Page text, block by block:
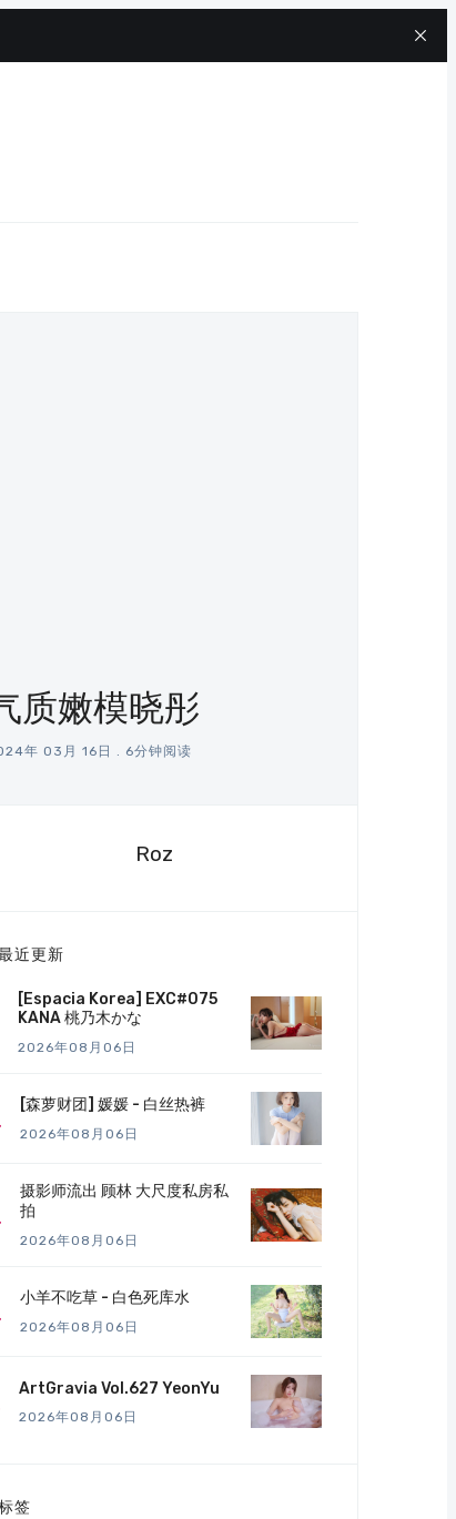
质嫩模晓彤
年 03月 16日 . 6分钟阅读
Roz
近更新
[Espacia Korea] EXC#075
KANA 桃乃木かな
2026年08月06日
[森萝财团] 媛媛 - 白丝热裤
2026年08月06日
摄影师流出 顾林 大尺度私房私
拍
2026年08月06日
小羊不吃草 - 白色死库水
2026年08月06日
ArtGravia Vol.627 YeonYu
2026年08月06日
签